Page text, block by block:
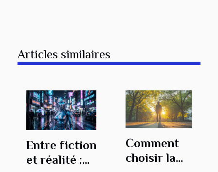
Articles similaires
Entre fiction
et réalité :
Comment
choisir la